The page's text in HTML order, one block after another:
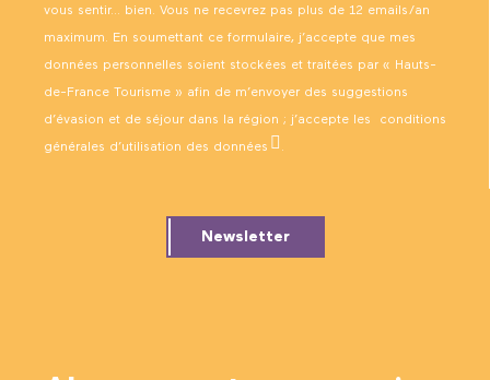
vous sentir… bien. Vous ne recevrez pas plus de 12 emails/an
maximum. En soumettant ce formulaire, j’accepte que mes
données personnelles soient stockées et traitées par « Hauts-
de-France Tourisme » afin de m’envoyer des suggestions
d’évasion et de séjour dans la région ; j’accepte les conditions
générales d’utilisation des données .
Newsletter